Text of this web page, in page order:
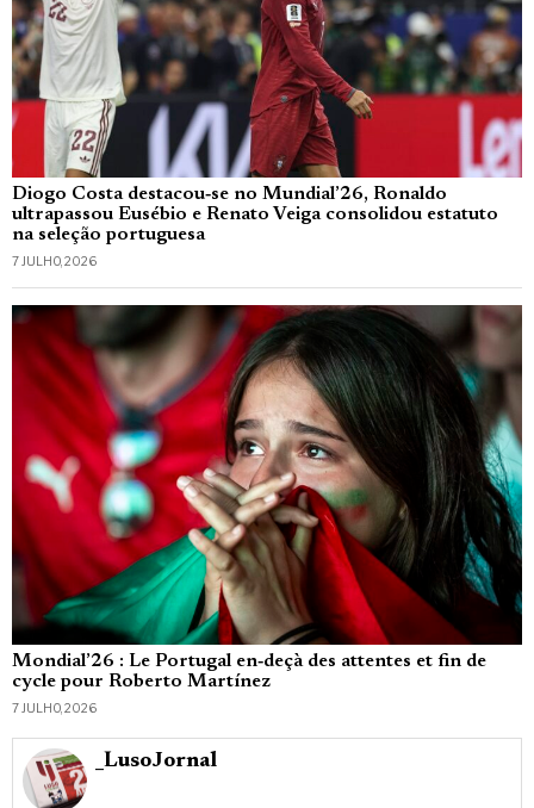
Diogo Costa destacou‑se no Mundial’26, Ronaldo
ultrapassou Eusébio e Renato Veiga consolidou estatuto
na seleção portuguesa
7 JULHO, 2026
Mondial’26 : Le Portugal en‑deçà des attentes et fin de
cycle pour Roberto Martínez
7 JULHO, 2026
_LusoJornal